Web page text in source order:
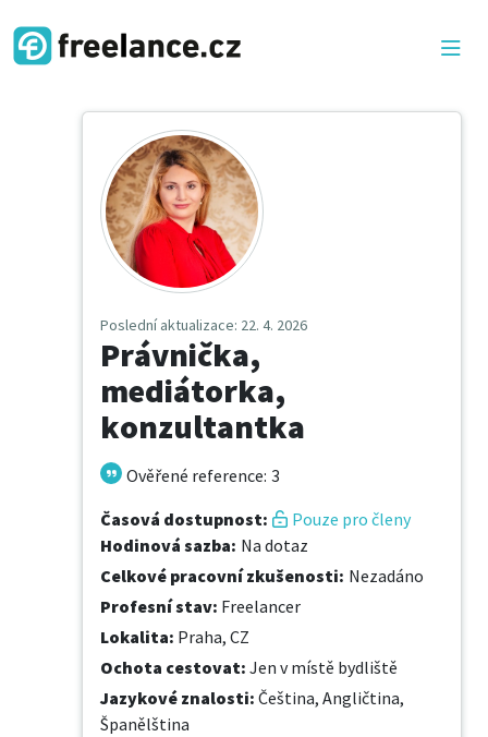
Poslední aktualizace: 22. 4. 2026
Právnička,
mediátorka,
konzultantka
Ověřené reference: 3
Časová dostupnost:
Pouze pro členy
Hodinová sazba: Na dotaz
Celkové pracovní zkušenosti: Nezadáno
Profesní stav: Freelancer
Lokalita: Praha, CZ
Ochota cestovat: Jen v místě bydliště
Jazykové znalosti: Čeština, Angličtina,
Španělština